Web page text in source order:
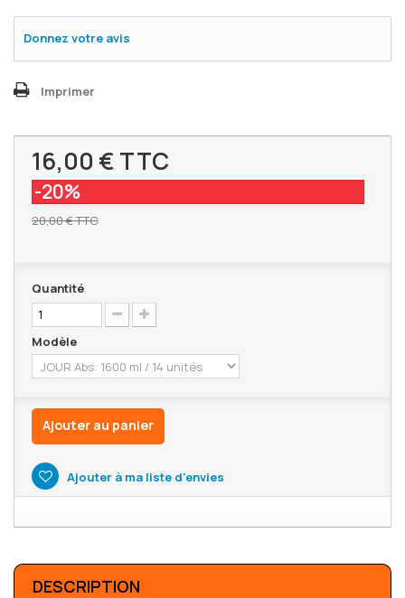
Donnez votre avis
Imprimer
16,00 €TTC
-20%
20,00 €TTC
Quantité
Modèle
Ajouter au panier
Ajouter à ma liste d'envies
DESCRIPTION